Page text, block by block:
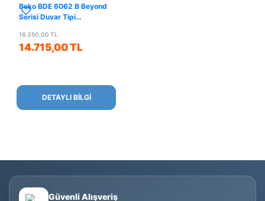
Beko BDE 6062 B Beyond
Serisi Duvar Tipi
14.715,00 TL
16.350,00 TL
DETAYLI BİLGİ
Güvenli Alışveriş